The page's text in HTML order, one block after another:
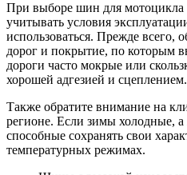
При выборе шин для мотоцикла
учитывать условия
использоваться. Прежде всего,
дорог и покрытие, по которым
дороги часто мокрые или
хорошей адгезией и сцеплением.
Также обратите внимание на
регионе. Если зимы холодные,
способные сохранять свои
температурных режимах.